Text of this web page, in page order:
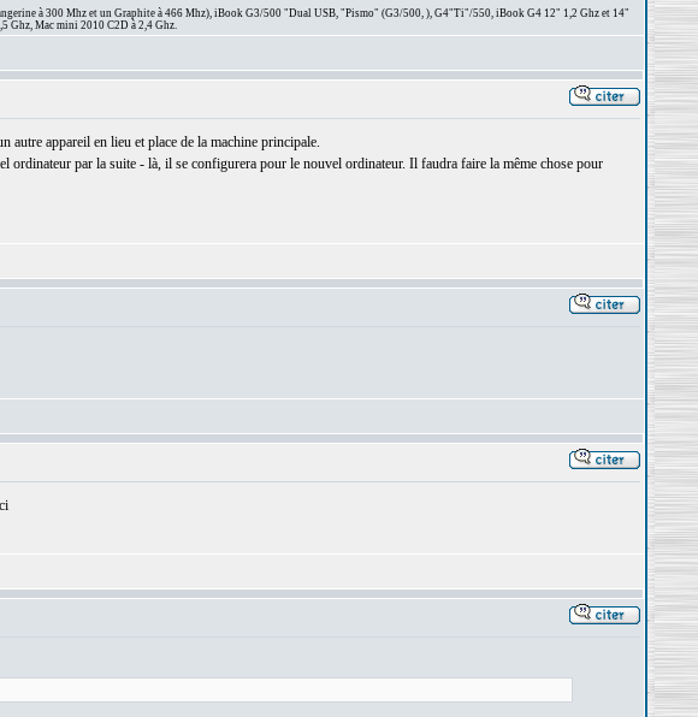
à 300 Mhz et un Graphite à 466 Mhz), iBook G3/500 "Dual USB, "Pismo" (G3/500, ), G4"Ti"/550, iBook G4 12" 1,2 Ghz et 14"
Ghz, Mac mini 2010 C2D à 2,4 Ghz.
autre appareil en lieu et place de la machine principale.
ordinateur par la suite - là, il se configurera pour le nouvel ordinateur. Il faudra faire la même chose pour